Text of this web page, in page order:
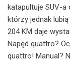
katapultuje SUV-a
którzy jednak
204 KM daje
Napęd quattro?
quattro! Manual?